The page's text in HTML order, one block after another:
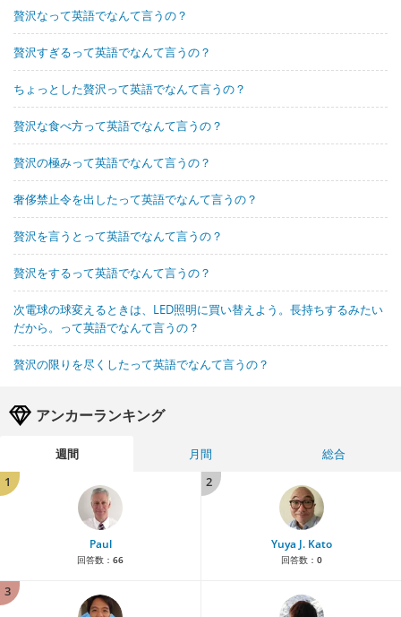
贅沢なって英語でなんて言うの？
贅沢すぎるって英語でなんて言うの？
ちょっとした贅沢って英語でなんて言うの？
贅沢な食べ方って英語でなんて言うの？
贅沢の極みって英語でなんて言うの？
奢侈禁止令を出したって英語でなんて言うの？
贅沢を言うとって英語でなんて言うの？
贅沢をするって英語でなんて言うの？
次電球の球変えるときは、LED照明に買い替えよう。長持ちするみたい
だから。って英語でなんて言うの？
贅沢の限りを尽くしたって英語でなんて言うの？
アンカーランキング
週間 月間
総合
1
Paul
回答数： 66
2
Yuya J. Kato
回答数： 0
3